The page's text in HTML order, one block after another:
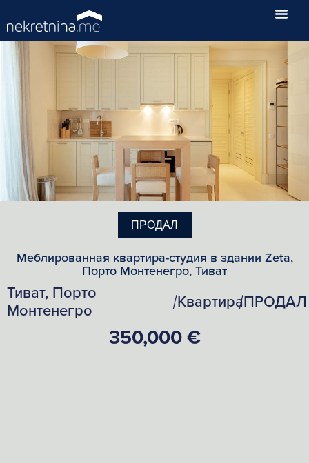
ПРОДАЛ
Меблированная квартира-студия в здании Zeta,
Порто Монтенегро, Тиват
Тиват, Порто
Монтенегро
/Квартира
/ПРОДАЛ
350,000 €